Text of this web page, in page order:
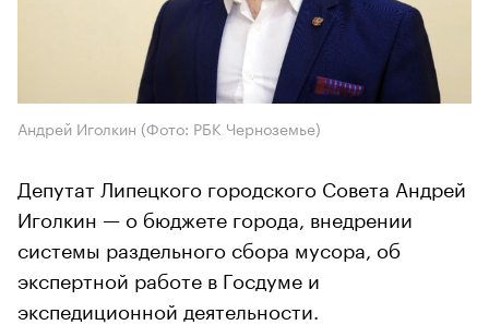
Андрей Иголкин (Фото: РБК Черноземье)
Депутат Липецкого городского Совета Андрей
Иголкин — о бюджете города, внедрении
системы раздельного сбора мусора, об
экспертной работе в Госдуме и
экспедиционной деятельности.